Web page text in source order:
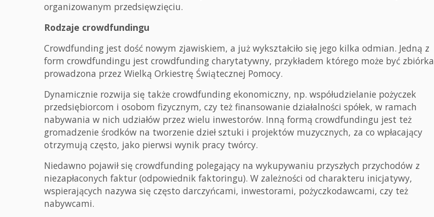
organizowanym przedsięwzięciu.
Rodzaje crowdfundingu
Crowdfunding jest dość nowym zjawiskiem, a już wykształciło się jego kilka odmian. Jedną z
form crowdfundingu jest crowdfunding charytatywny, przykładem którego może być zbiórka
prowadzona przez Wielką Orkiestrę Świątecznej Pomocy.
Dynamicznie rozwija się także crowdfunding ekonomiczny, np. współudzielanie pożyczek
przedsiębiorcom i osobom fizycznym, czy też finansowanie działalności spółek, w ramach
nabywania w nich udziałów przez wielu inwestorów. Inną formą crowdfundingu jest też
gromadzenie środków na tworzenie dzieł sztuki i projektów muzycznych, za co wpłacający
otrzymują często, jako pierwsi wynik pracy twórcy.
Niedawno pojawił się crowdfunding polegający na wykupywaniu przyszłych przychodów z
niezapłaconych faktur (odpowiednik faktoringu). W zależności od charakteru inicjatywy,
wspierających nazywa się często darczyńcami, inwestorami, pożyczkodawcami, czy też
nabywcami.